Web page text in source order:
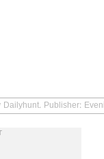
Publisher: